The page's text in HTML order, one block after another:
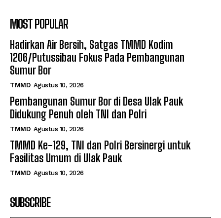
MOST POPULAR
Hadirkan Air Bersih, Satgas TMMD Kodim
1206/Putussibau Fokus Pada Pembangunan
Sumur Bor
TMMD Agustus 10, 2026
Pembangunan Sumur Bor di Desa Ulak Pauk
Didukung Penuh oleh TNI dan Polri
TMMD Agustus 10, 2026
TMMD Ke-129, TNI dan Polri Bersinergi untuk
Fasilitas Umum di Ulak Pauk
TMMD Agustus 10, 2026
SUBSCRIBE